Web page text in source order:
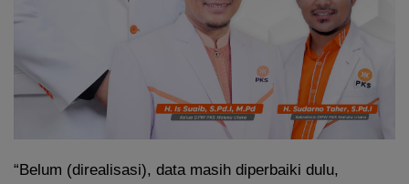
“Belum (direalisasi), data masih diperbaiki dulu,